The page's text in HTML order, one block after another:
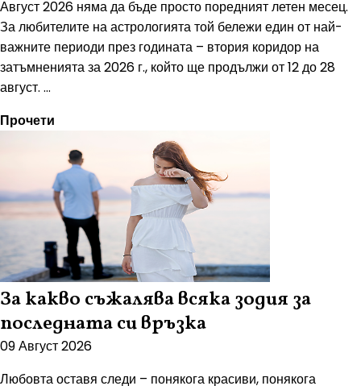
Август 2026 няма да бъде просто поредният летен месец.
За любителите на астрологията той бележи един от най-
важните периоди през годината – втория коридор на
затъмненията за 2026 г., който ще продължи от 12 до 28
август. ...
Прочети
За какво съжалява всяка зодия за
последната си връзка
09 Август 2026
Любовта оставя следи – понякога красиви, понякога